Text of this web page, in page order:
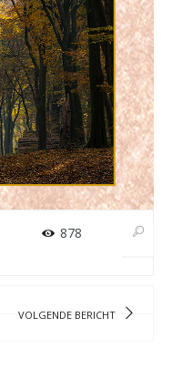
878
VOLGENDE BERICHT